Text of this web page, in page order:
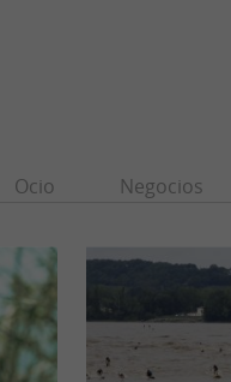
Ocio Negocios